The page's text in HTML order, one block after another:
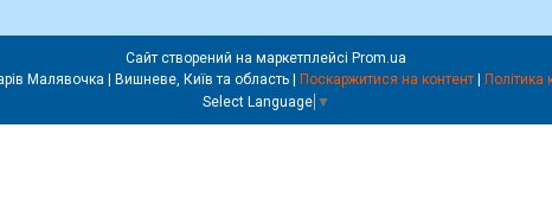
Сайт створений на маркетплейсі Prom.ua
Поскаржитися на контент
Політика
Select Language ▼